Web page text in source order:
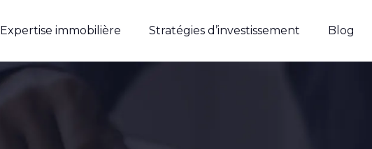
Expertise immobilière Stratégies d’investissement Blog